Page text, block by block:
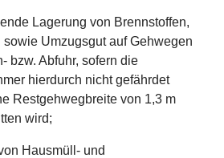
Lagerung von Brennstoffen,
sowie Umzugsgut auf Gehwegen
bzw. Abfuhr, sofern die
hierdurch nicht gefährdet
Restgehwegbreite von 1,3 m
wird;
Hausmüll- und